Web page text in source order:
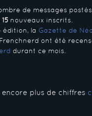
de messages
15 nouveaux inscrits.
édition, la Gazette de
ont été
durant ce mois.
encore plus de chiffres